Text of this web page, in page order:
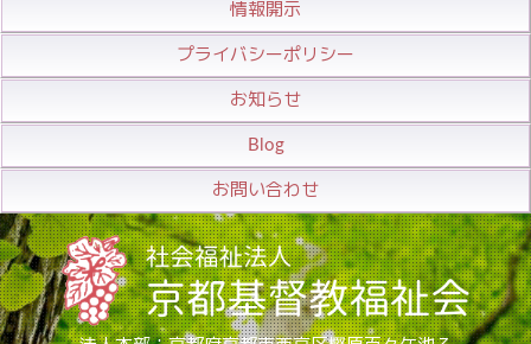
情報開示
プライバシーポリシー
お知らせ
Blog
お問い合わせ